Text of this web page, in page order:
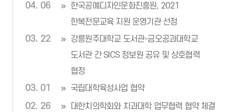
04. 06
한국공예디자인문화진흥원, 2021
한복전문교육 지원 운영기관 선정
03. 22
강릉원주대학교 도서관-금오공과대학교
도서관 간 SICS 정보원 공유 및 상호협력
협정
03. 01 국립대학육성사업 협약
02. 26 대한치의학회와 치과대학 업무협력 협약 체결